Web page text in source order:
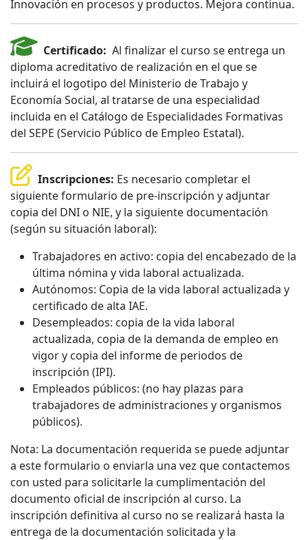
Innovación en procesos y productos. Mejora continua.
Certificado: Al finalizar el curso se entrega un
diploma acreditativo de realización en el que se
incluirá el logotipo del Ministerio de Trabajo y
Economía Social, al tratarse de una especialidad
incluida en el Catálogo de Especialidades Formativas
del SEPE (Servicio Público de Empleo Estatal).
Inscripciones: Es necesario completar el
siguiente formulario de pre-inscripción y adjuntar
copia del DNI o NIE, y la siguiente documentación
(según su situación laboral):
Trabajadores en activo: copia del encabezado de la
última nómina y vida laboral actualizada.
Autónomos: Copia de la vida laboral actualizada y
certificado de alta IAE.
Desempleados: copia de la vida laboral
actualizada, copia de la demanda de empleo en
vigor y copia del informe de periodos de
inscripción (IPI).
Empleados públicos: (no hay plazas para
trabajadores de administraciones y organismos
públicos).
Nota: La documentación requerida se puede adjuntar
a este formulario o enviarla una vez que contactemos
con usted para solicitarle la cumplimentación del
documento oficial de inscripción al curso. La
inscripción definitiva al curso no se realizará hasta la
entrega de la documentación solicitada y la